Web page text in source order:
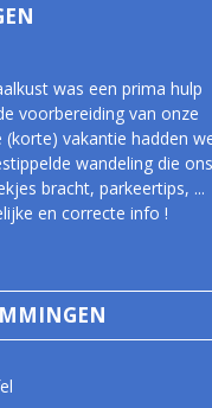
was een prima hulp
voorbereiding van onze
vakantie hadden
wandeling die ons
bracht, parkeertips, ...
en correcte info !